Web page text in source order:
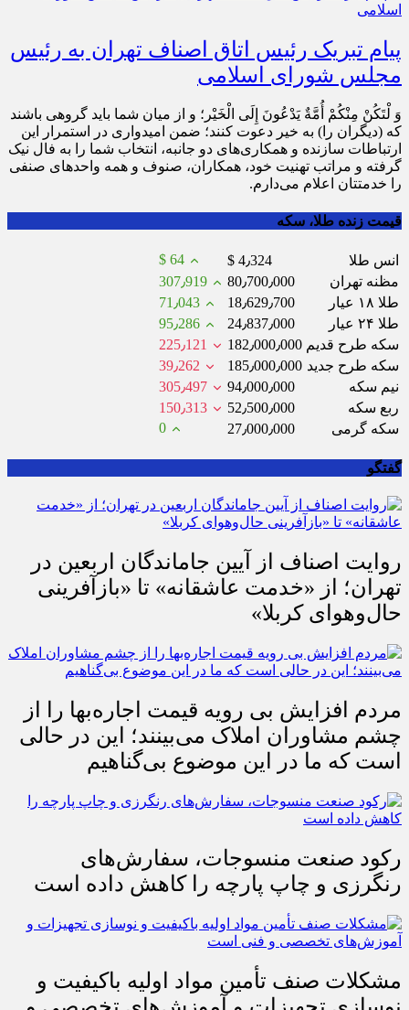
پیام تبریک رئیس اتاق اصناف تهران به رئیس
مجلس شورای اسلامی
وَ لْتَكُنْ مِنْكُمْ أُمَّةٌ يَدْعُونَ إِلَى الْخَيْر؛ و از ميان شما بايد گروهى باشند
كه (ديگران را) به خير دعوت کنند؛ ضمن امیدواری در استمرار این
ارتباطات سازنده و همکاری‌های دو جانبه، انتخاب شما را به فال نیک
گرفته و مراتب تهنیت خود، همکاران، صنوف و همه واحدهای صنفی
را خدمتتان اعلام می‌دارم.
قیمت زنده طلا، سکه
انس طلا $ 4٫324
$ 64
مظنه تهران
80٫700٫000
307٫919
طلا ۱۸ عیار
18٫629٫700
71٫043
طلا ۲۴ عیار
24٫837٫000
95٫286
سکه طرح قدیم 182٫000٫000
225٫121
سکه طرح جدید 185٫000٫000
39٫262
نیم سکه
94٫000٫000
305٫497
ربع سکه
52٫500٫000
150٫313
سکه گرمی
27٫000٫000 0
گفتگو
روایت اصناف از آیین جاماندگان اربعین در
تهران؛ از «خدمت عاشقانه» تا «بازآفرینی
حال‌وهوای کربلا»
مردم افزایش بی رویه قیمت اجاره‌بها را از
چشم مشاوران املاک می‌بینند؛ این در حالی
است که ما در این موضوع بی‌گناهیم
رکود صنعت منسوجات، سفارش‌های
رنگرزی و چاپ پارچه را کاهش داده است
مشکلات صنف تأمین مواد اولیه باکیفیت و